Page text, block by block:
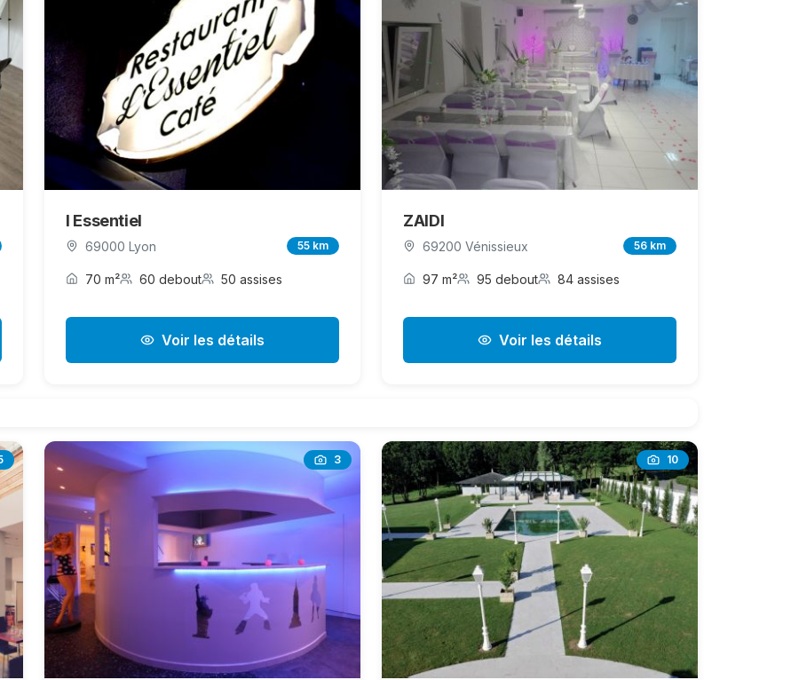
l Essentiel
69000 Lyon 55 km
70 m² 60 debout 50 assises
Voir les détails
ZAIDI
69200 Vénissieux 56 km
97 m² 95 debout 84 assises
Voir les détails
3 10